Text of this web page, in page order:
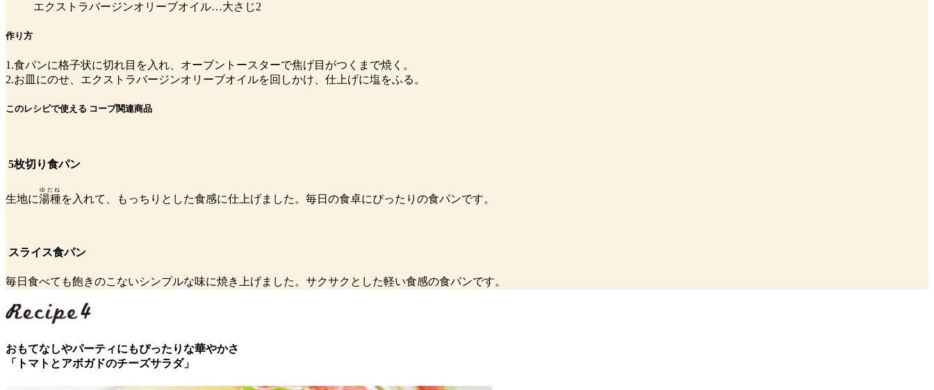
エクストラバージンオリーブオイル…大さじ2
作り方
1.食パンに格子状に切れ目を入れ、オーブントースターで焦げ目がつくまで焼く。
2.お皿にのせ、エクストラバージンオリーブオイルを回しかけ、仕上げに塩をふる。
このレシピで使える コープ関連商品
5枚切り食パン
生地に湯種
ゆだね
を入れて、もっちりとした食感に仕上げました。毎日の食卓にぴったりの食パンです。
スライス食パン
毎日食べても飽きのこないシンプルな味に焼き上げました。サクサクとした軽い食感の食パンです。
おもてなしやパーティにもぴったりな華やかさ
「トマトとアボガドのチーズサラダ」